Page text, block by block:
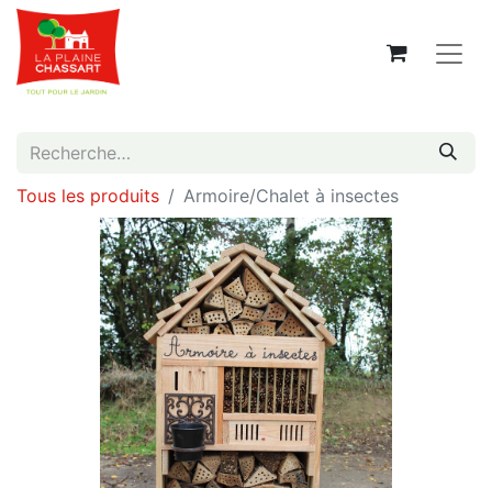
Tous les produits Armoire/Chalet à insectes